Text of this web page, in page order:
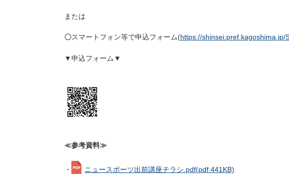
または
〇スマートフォン等で申込フォーム(https://shinsei.pref.kagoshima.jp/
▼申込フォーム▼
≪参考資料≫
・ ニュースポーツ出前講座チラシ.pdf(pdf:441KB)